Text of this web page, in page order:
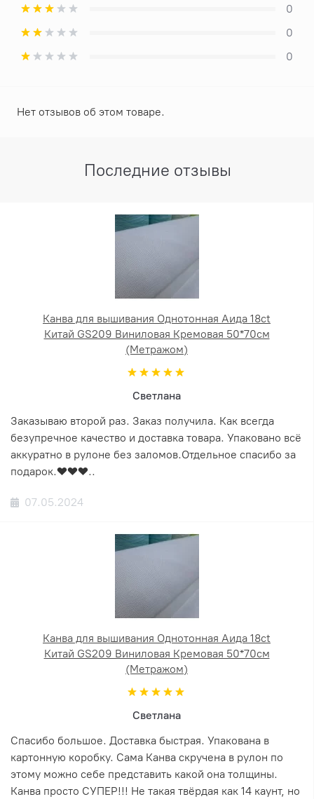
0
0
0
Нет отзывов об этом товаре.
Последние отзывы
Канва для вышивания Однотонная Аида 18ct
Китай GS209 Виниловая Кремовая 50*70см
(Метражом)
Светлана
Заказываю второй раз. Заказ получила. Как всегда
безупречное качество и доставка товара. Упаковано всё
аккуратно в рулоне без заломов.Отдельное спасибо за
подарок.❤️❤️❤️..
07.05.2024
Канва для вышивания Однотонная Аида 18ct
Китай GS209 Виниловая Кремовая 50*70см
(Метражом)
Светлана
Спасибо большое. Доставка быстрая. Упакована в
картонную коробку. Сама Канва скручена в рулон по
этому можно себе представить какой она толщины.
Канва просто СУПЕР!!! Не такая твёрдая как 14 каунт, но